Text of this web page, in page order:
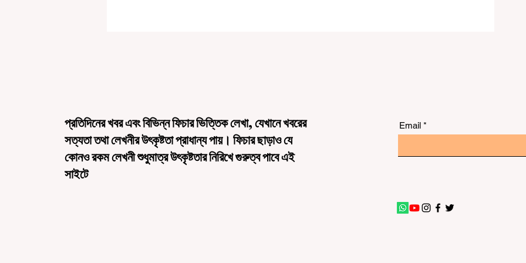
প্রতিদিনের খবর এবং বিভিন্ন ফিচার ভিত্তিক লেখা, যেখানে খবরের
সত্যতা তথা লেখনীর উৎকৃষ্টতা প্রাধান্য পায়। ফিচার ছাড়াও যে
কোনও রকম লেখনী শুধুমাত্র উৎকৃষ্টতার নিরিখে গুরুত্ব পাবে এই
সাইটে
Email